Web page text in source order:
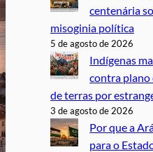
centenária
misoginia política
5 de agosto de 2026
Indígenas
contra plano
de terras por
3 de agosto de 2026
Por que a
para o